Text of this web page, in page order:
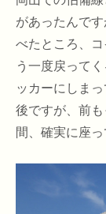
があったんで
べたところ、
う一度戻って
ッカーにしま
後ですが、前
間、確実に座